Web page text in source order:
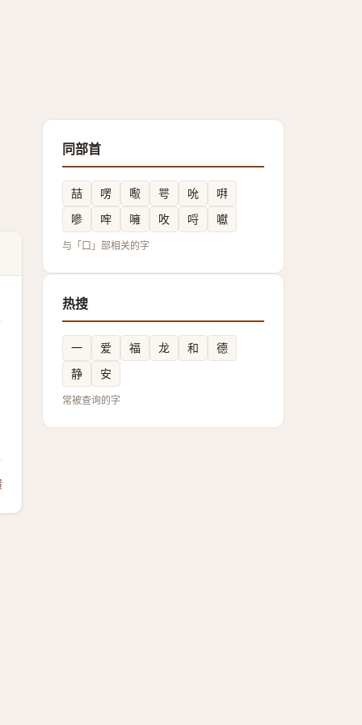
同部首
喆 㗄 㘐 咢 吮
㗑
嘇
哰 噰 呚 哷 囐
与「口」部相关的字
热搜
一 爱 福 龙 和
德
静
安
常被查询的字